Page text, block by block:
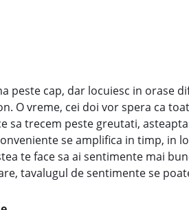
cap, dar locuiesc in orase
O vreme, cei doi vor spera ca
trecem peste greutati,
se amplifica in timp, in
te face sa ai sentimente mai
tavalugul de sentimente se